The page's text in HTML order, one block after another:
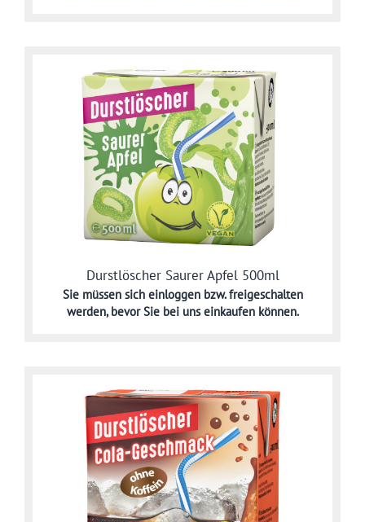
Durstlöscher Saurer Apfel 500ml
Sie müssen sich einloggen bzw. freigeschalten
werden,bevor Sie bei uns einkaufen können.